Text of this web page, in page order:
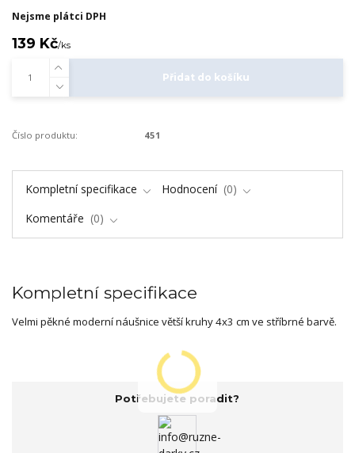
Nejsme plátci DPH
139 Kč/ks
Přidat do košíku
Číslo produktu: 451
Kompletní specifikace Hodnocení
0
Komentáře
0
Kompletní specifikace
Velmi pěkné moderní náušnice větší kruhy 4x3 cm ve stříbrné barvě.
Potřebujete poradit?